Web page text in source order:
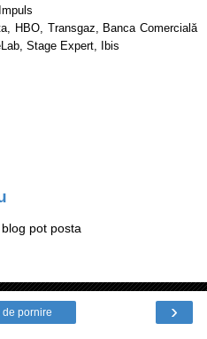
HBO, Transgaz, Banca Comercială
Stage Expert, Ibis
pot posta
›
de pornire